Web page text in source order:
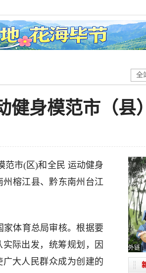
全
身模范市（县）
范市(区)和全民 运动健身
州榕江县、黔东南州台江
体育总局审核。根据要
际出发，统筹规划，因
大人民群众成为创建的
外链